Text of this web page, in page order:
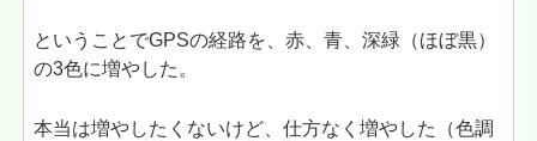
ということでGPSの経路を、赤、青、深緑（ほぼ黒）
の3色に増やした。
本当は増やしたくないけど、仕方なく増やした（色調